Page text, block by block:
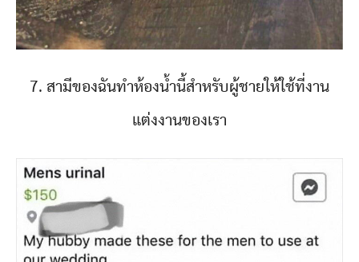
7. สามีของฉันทำห้องน้ำนี้สำหรับผู้ชายให้ใช้ที่งาน
แต่งงานของเรา